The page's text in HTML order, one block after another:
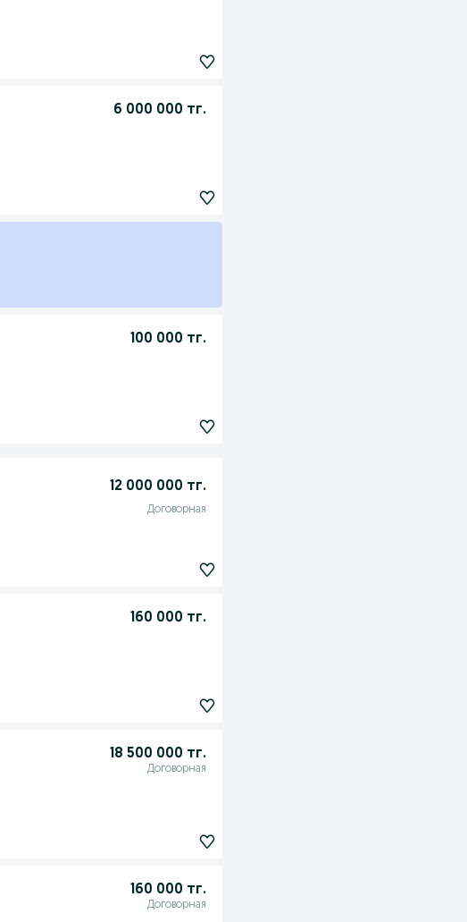
6 000 000 тг.
100 000 тг.
12 000 000 тг.
Договорная
160 000 тг.
18 500 000 тг.
Договорная
160 000 тг.
Договорная